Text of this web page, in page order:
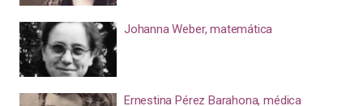
Johanna Weber, matemática
Ernestina Pérez Barahona, médica